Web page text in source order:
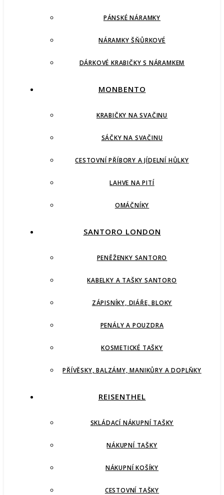
PÁNSKÉ NÁRAMKY
NÁRAMKY ŠŇŮRKOVÉ
DÁRKOVÉ KRABIČKY S NÁRAMKEM
MONBENTO
KRABIČKY NA SVAČINU
SÁČKY NA SVAČINU
CESTOVNÍ PŘÍBORY A JÍDELNÍ HŮLKY
LAHVE NA PITÍ
OMÁČNÍKY
SANTORO LONDON
PENĚŽENKY SANTORO
KABELKY A TAŠKY SANTORO
ZÁPISNÍKY, DIÁŘE, BLOKY
PENÁLY A POUZDRA
KOSMETICKÉ TAŠKY
PŘÍVĚSKY, BALZÁMY, MANIKŮRY A DOPLŇKY
REISENTHEL
SKLÁDACÍ NÁKUPNÍ TAŠKY
NÁKUPNÍ TAŠKY
NÁKUPNÍ KOŠÍKY
CESTOVNÍ TAŠKY